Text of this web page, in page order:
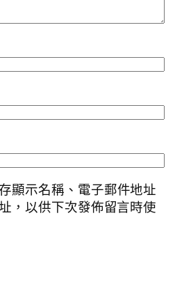
顯示名稱、電子郵件地址
，以供下次發佈留言時使